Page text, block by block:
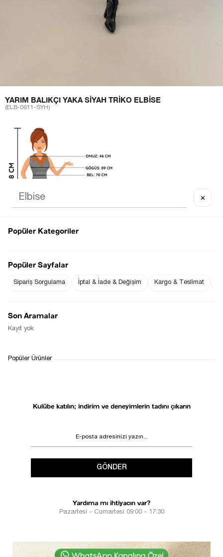
YARIM BALIKÇI YAKA SIYAH TRIKO ELBISE
(ELB-0611-SYH)
Sezgi Hanım ın beden ölçüleri tablodaki gibi olup tanıtımda
Ürün Boyu : 88 cm ( +/- 2 cm )
İADE&DEĞİŞİM
Kulübe katılın; indirim ve deneyimlerin tadını çıkarın
GÖNDER
Yardıma mı ihtiyacın var?
Pazartesi - Cumartesi 09:00 - 17:30
✕
Popüler Kategoriler
Popüler Sayfalar
Sipariş Sorgulama İptal & İade & Değişim Kargo & Teslimat
Son Aramalar
Kayıt yok
Popüler Ürünler